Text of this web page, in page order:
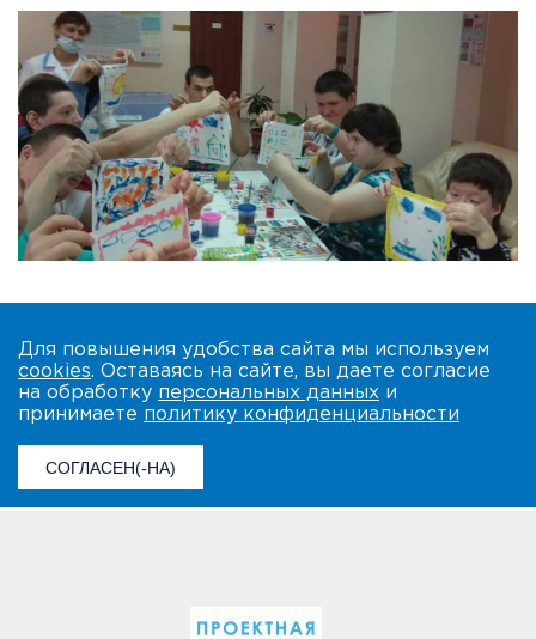
Для повышения удобства сайта мы используем
cookies. Оставаясь на сайте, вы даете согласие
на обработку персональных данных и
принимаете политику конфиденциальности
СОГЛАСЕН(-НА)